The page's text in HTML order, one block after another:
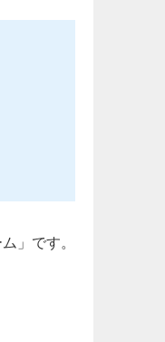
」です。